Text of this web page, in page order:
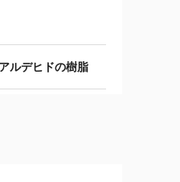
ルデヒドの樹脂